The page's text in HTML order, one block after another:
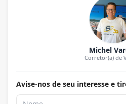
Michel
Corretor(a) de
Avise-nos de seu interesse e